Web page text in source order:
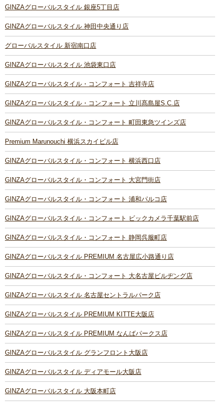
GINZAグローバルスタイル 銀座5丁目店
GINZAグローバルスタイル 神田中央通り店
グローバルスタイル 新宿南口店
GINZAグローバルスタイル 池袋東口店
GINZAグローバルスタイル・コンフォート 吉祥寺店
GINZAグローバルスタイル・コンフォート 立川髙島屋S.C.店
GINZAグローバルスタイル・コンフォート 町田東急ツインズ店
Premium Marunouchi 横浜スカイビル店
GINZAグローバルスタイル・コンフォート 横浜西口店
GINZAグローバルスタイル・コンフォート 大宮門街店
GINZAグローバルスタイル・コンフォート 浦和パルコ店
GINZAグローバルスタイル・コンフォート ビックカメラ千葉駅前店
GINZAグローバルスタイル・コンフォート 静岡呉服町店
GINZAグローバルスタイル PREMIUM 名古屋広小路通り店
GINZAグローバルスタイル・コンフォート 大名古屋ビルヂング店
GINZAグローバルスタイル 名古屋セントラルパーク店
GINZAグローバルスタイル PREMIUM KITTE大阪店
GINZAグローバルスタイル PREMIUM なんばパークス店
GINZAグローバルスタイル グランフロント大阪店
GINZAグローバルスタイル ディアモール大阪店
GINZAグローバルスタイル 大阪本町店